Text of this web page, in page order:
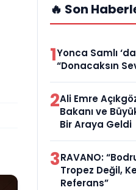
🔥 Son
1Yonca Samlı
“Donacaksın
2Ali Emre
Bakanı ve
Bir Araya Geldi
3RAVANO:
Tropez Değil,
Referans”